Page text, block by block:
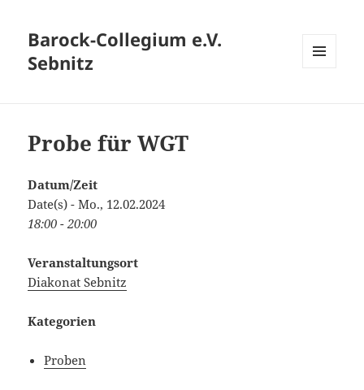
Barock-Collegium e.V.
Sebnitz
Probe für WGT
Datum/Zeit
Date(s) - Mo., 12.02.2024
18:00 - 20:00
Veranstaltungsort
Diakonat Sebnitz
Kategorien
Proben